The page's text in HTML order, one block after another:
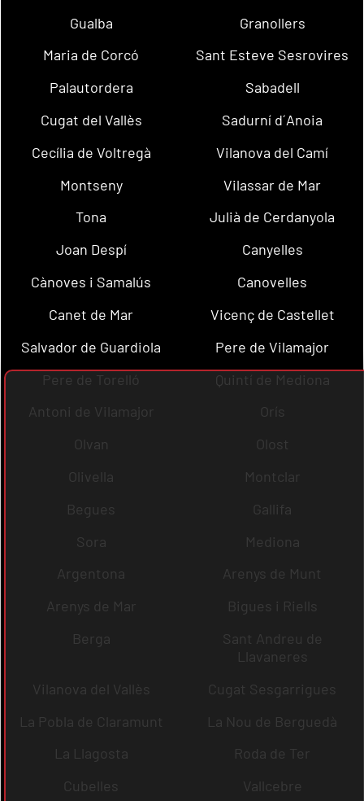
Gualba
Granollers
Maria de Corcó
Sant Esteve Sesrovires
Palautordera
Sabadell
Cugat del Vallès
Sadurní d´Anoia
Cecília de Voltregà
Vilanova del Camí
Montseny
Vilassar de Mar
Tona
Julià de Cerdanyola
Joan Despí
Canyelles
Cànoves i Samalús
Canovelles
Canet de Mar
Vicenç de Castellet
Salvador de Guardiola
Pere de Vilamajor
Pere de Torelló
Quintí de Mediona
Antoni de Vilamajor
Orís
Olvan
Olost
Olivella
Montclar
Begues
Gallifa
Sora
Mediona
Argentona
Arenys de Munt
Arenys de Mar
Bigues i Riells
Berga
Sant Andreu de
Llavaneres
Vilanova del Vallès
Cugat Sesgarrigues
La Pobla de Claramunt
La Nou de Berguedà
La Llagosta
Roda de Ter
Cubelles
Vallcebre